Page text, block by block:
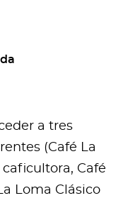
a tres
(Café La
Café
Loma Clásico